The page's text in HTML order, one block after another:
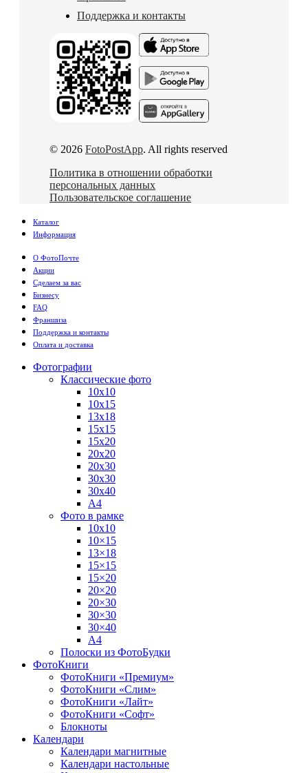
Поддержка и контакты
© 2026 FotoPostApp. All rights reserved
Политика в отношении обработки
персональных данных
Пользовательское соглашение
Каталог
Информация
О ФотоПочте
Акции
Сделаем за вас
Бизнесу
FAQ
Франшиза
Поддержка и контакты
Оплата и доставка
Фотографии
Классические фото
10х10
10х15
13х18
15х15
15х20
20х20
20х30
30х30
30х40
А4
Фото в рамке
10х10
10×15
13×18
15×15
15×20
20×20
20×30
30×30
30×40
A4
Полоски из ФотоБудки
ФотоКниги
ФотоКниги «Премиум»
ФотоКниги «Слим»
ФотоКниги «Лайт»
ФотоКниги «Софт»
Блокноты
Календари
Календари магнитные
Календари настольные